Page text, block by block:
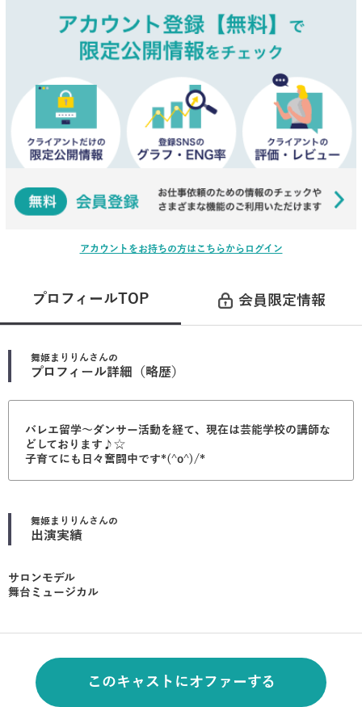
アカウントをお持ちの方はこちらからログイン
プロフィールTOP 会員限定情報
舞姫まりりん さんの
プロフィール詳細（略歴）
バレエ留学〜ダンサー活動を経て、現在は芸能学校の講師な
どしております♪☆
子育てにも日々奮闘中です*(^o^)/*
舞姫まりりん さんの
出演実績
サロンモデル
舞台ミュージカル
このキャストにオファーする